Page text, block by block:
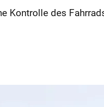
Kontrolle des